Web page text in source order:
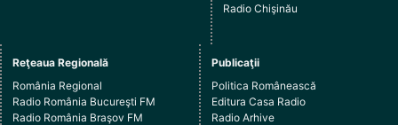
Radio Chişinău
Reţeaua Regională
România Regional
Radio România Bucureşti FM
Radio România Braşov FM
Publicaţii
Politica Românească
Editura Casa Radio
Radio Arhive